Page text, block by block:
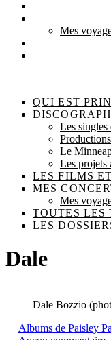
Mes
QUI EST
Les singles
Le
Les projets
LES FILMS
MES
Mes
TOUTES LES
LES
Dale
Dale Bozzio
Albums de Paisley